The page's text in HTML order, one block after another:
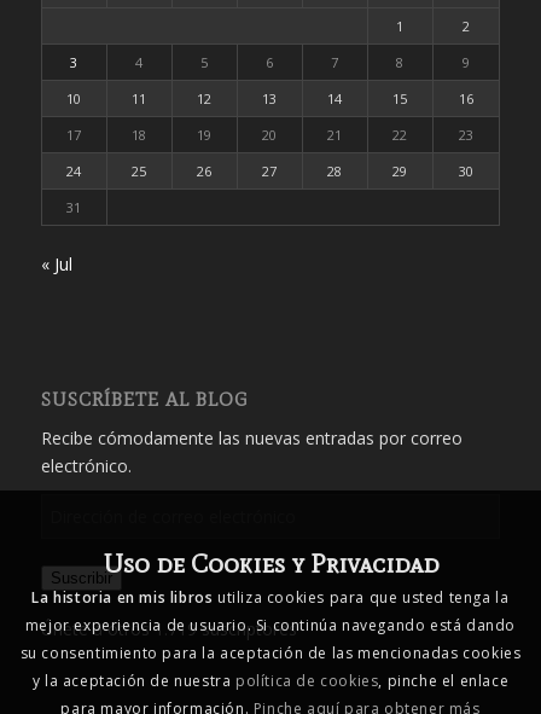
1
2
3
4 5 6 7 8
9
10
11 12 13 14 15
16
17
18 19 20 21 22
23
24
25 26 27 28 29
30
31
« Jul
SUSCRÍBETE AL BLOG
Recibe cómodamente las nuevas entradas por correo
electrónico.
electrónico
Suscribir
Únete a otros 1.719 suscriptores
Uso de Cookies y Privacidad
La historia en mis libros utiliza cookies para que usted tenga la
mejor experiencia de usuario. Si continúa navegando está dando
su consentimiento para la aceptación de las mencionadas cookies
y la aceptación de nuestra política de cookies, pinche el enlace
para mayor información. Pinche aquí para obtener más